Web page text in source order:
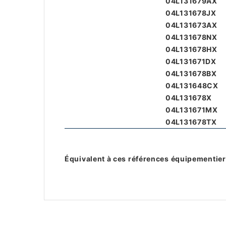
04L131678JX
04L131673AX
04L131678NX
04L131678HX
04L131671DX
04L131678BX
04L131648CX
04L131678X
04L131671MX
04L131678TX
Équivalent à ces références